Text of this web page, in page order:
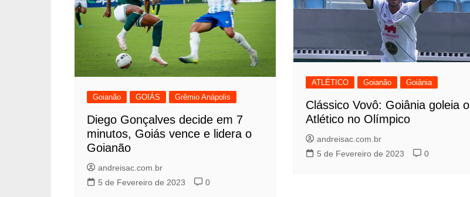
Goianão GOIÁS Grêmio Anápolis
Diego Gonçalves decide em 7
minutos, Goiás vence e lidera o
Goianão
andreisac.com.br
5 de Fevereiro de 2023
0
ATLÉTICO Goianão Goiânia
Clássico Vovô: Goiânia goleia o
Atlético no Olímpico
andreisac.com.br
5 de Fevereiro de 2023
0